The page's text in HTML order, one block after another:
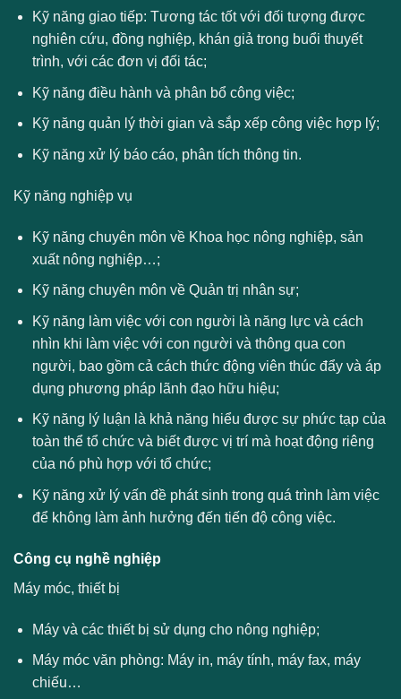
Kỹ năng giao tiếp: Tương tác tốt với đối tượng được
nghiên cứu, đồng nghiệp, khán giả trong buổi thuyết
trình, với các đơn vị đối tác;
Kỹ năng điều hành và phân bổ công việc;
Kỹ năng quản lý thời gian và sắp xếp công việc hợp lý;
Kỹ năng xử lý báo cáo, phân tích thông tin.
Kỹ năng nghiệp vụ
Kỹ năng chuyên môn về Khoa học nông nghiệp, sản
xuất nông nghiệp…;
Kỹ năng chuyên môn về Quản trị nhân sự;
Kỹ năng làm việc với con người là năng lực và cách
nhìn khi làm việc với con người và thông qua con
người, bao gồm cả cách thức động viên thúc đẩy và áp
dụng phương pháp lãnh đạo hữu hiệu;
Kỹ năng lý luận là khả năng hiểu được sự phức tạp của
toàn thể tổ chức và biết được vị trí mà hoạt động riêng
của nó phù hợp với tổ chức;
Kỹ năng xử lý vấn đề phát sinh trong quá trình làm việc
để không làm ảnh hưởng đến tiến độ công việc.
Công cụ nghề nghiệp
Máy móc, thiết bị
Máy và các thiết bị sử dụng cho nông nghiệp;
Máy móc văn phòng: Máy in, máy tính, máy fax, máy
chiếu…